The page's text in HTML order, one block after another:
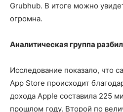
Grubhub. В итоге можно
огромна.
Аналитическая группа
Исследование показало, что
App Store происходит
дохода Apple составила 225
прошлом году. Второй по